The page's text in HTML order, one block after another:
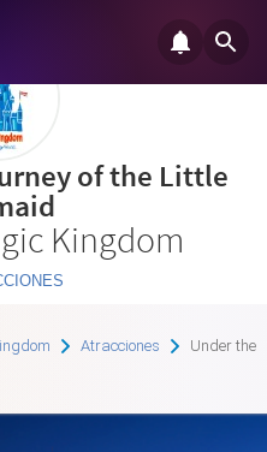
of the Little
Kingdom
Atracciones
Under the